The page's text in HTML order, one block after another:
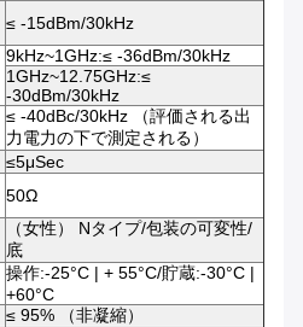
≤ -15dBm/30kHz
9kHz~1GHz:≤ -36dBm/30kHz
1GHz~12.75GHz:≤
-30dBm/30kHz
≤ -40dBc/30kHz （評価される出
力電力の下で測定される）
≤5μSec
50Ω
（女性） Nタイプ/包装の可変性/
底
操作:-25°C | + 55°C/貯蔵:-30°C |
+60°C
≤ 95% （非凝縮）